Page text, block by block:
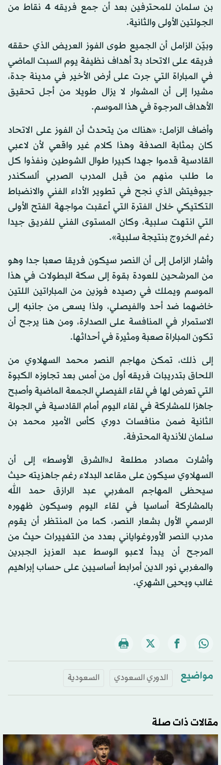
بن سلمان للمحترفين بعد أن جمع فريقه 4 نقاط من
الجولتين الأولى والثانية.
وبيّن الزامل أن الجميع طوى الفوز العريض الذي حققه
فريقه على الاتحاد بـ3 أهداف نظيفة يوم السبت الماضي
في المباراة التي جرت على أرض الأخير في مدينة جدة،
مشيرا إلى أن المشوار لا يزال طويلا من أجل تحقيق
الأهداف المرجوة في هذا الموسم.
وأضاف الزامل: «هناك من يتحدث أن الفوز على الاتحاد
كان بمثابة الصدفة وهذا كلام غير واقعي لأن لاعبي
القادسية قدموا جهدا كبيرا طوال الشوطين ونفذوا كل
ما طلب منهم من قبل المدرب الصربي ألسكندر
جيوفيتش الذي نجح في تطوير الأداء الفني والانضباط
التكتيكي خلال الفترة التي أعقبت مواجهة الفتح الأولى
التي انتهت سلبية، وكان المستوى الفني للفريق جيدا
رغم الخروج بنتيجة سلبية».
وأشار الزامل إلى أن النصر سيكون فريقا صعبا جدا وهو
من المرشحين للعودة بقوة إلى سكة البطولات في هذا
الموسم ويملك في رصيده فوزين من المباراتين اللتين
خاضهما ضد أحد والفيصلي، ولذا يسعى من جانبه إلى
الاستمرار في المنافسة على الصدارة، ومن هنا يرجح أن
تكون المباراة صعبة ومثيرة في أحداثها.
إلى ذلك، تمكن مهاجم النصر محمد السهلاوي من
اللحاق بتدريبات فريقه أول من أمس بعد تجاوزه الكبوة
التي تعرض لها في لقاء الفيصلي الجمعة الماضية وأصبح
جاهزا للمشاركة في لقاء اليوم أمام القادسية في الجولة
الثانية ضمن منافسات دوري كأس الأمير محمد بن
سلمان للأندية المحترفة.
وأشارت مصادر مطلعة لـ«الشرق الأوسط» إلى أن
السهلاوي سيكون على مقاعد البدلاء رغم جاهزيته حيث
سيحظى المهاجم المغربي عبد الرازق حمد الله
بالمشاركة أساسيا في لقاء اليوم وسيكون ظهوره
الرسمي الأول بشعار النصر، كما من المنتظر أن يقوم
مدرب النصر الأوروغواياني بعدد من التغييرات حيث من
المرجح أن يبدأ لاعبو الوسط عبد العزيز الجبرين
والمغربي نور الدين أمرابط أساسيين على حساب إبراهيم
غالب ويحيى الشهري.
مواضيع الدوري السعودي السعودية
مقالات ذات صلة